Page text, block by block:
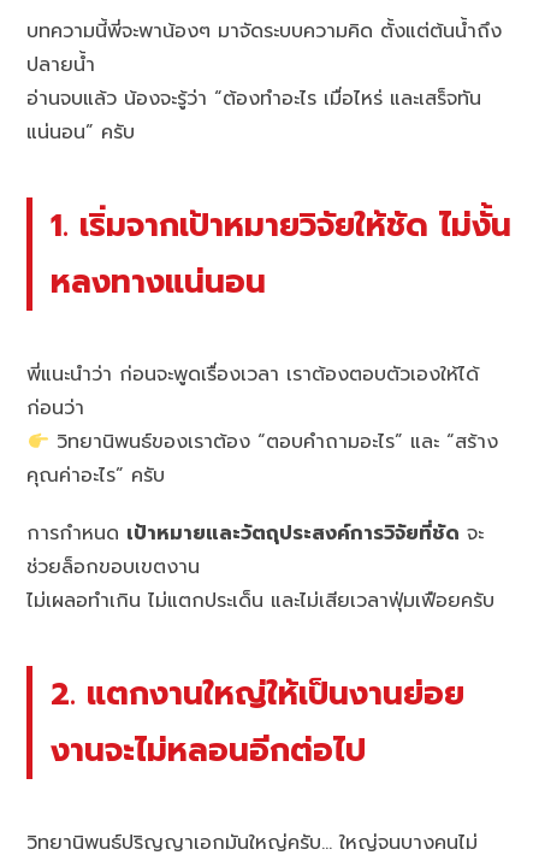
บทความนี้พี่จะพาน้องๆ มาจัดระบบความคิด ตั้งแต่ต้นน้ำถึง
ปลายน้ำ
อ่านจบแล้ว น้องจะรู้ว่า “ต้องทำอะไร เมื่อไหร่ และเสร็จทัน
แน่นอน” ครับ
1. เริ่มจากเป้าหมายวิจัยให้ชัด ไม่งั้น
หลงทางแน่นอน
พี่แนะนำว่า ก่อนจะพูดเรื่องเวลา เราต้องตอบตัวเองให้ได้
ก่อนว่า
วิทยานิพนธ์ของเราต้อง “ตอบคำถามอะไร” และ “สร้าง
คุณค่าอะไร” ครับ
การกำหนด เป้าหมายและวัตถุประสงค์การวิจัยที่ชัด จะ
ช่วยล็อกขอบเขตงาน
ไม่เผลอทำเกิน ไม่แตกประเด็น และไม่เสียเวลาฟุ่มเฟือยครับ
2. แตกงานใหญ่ให้เป็นงานย่อย
งานจะไม่หลอนอีกต่อไป
วิทยานิพนธ์ปริญญาเอกมันใหญ่ครับ… ใหญ่จนบางคนไม่